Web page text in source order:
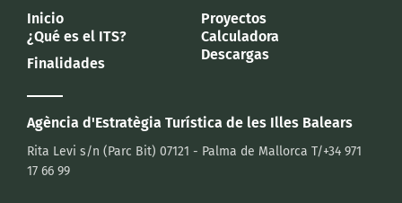
Agència d'Estratègia Turística de les Illes Balears
Rita Levi s/n (Parc Bit) 07121 - Palma de Mallorca T/+34 971
17 66 99
Inicio
¿Qué es el ITS?
Finalidades
Proyectos
Calculadora
Descargas